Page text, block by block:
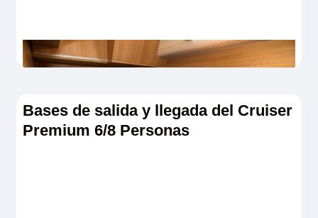
Bases de salida y llegada del Cruiser
Premium 6/8 Personas